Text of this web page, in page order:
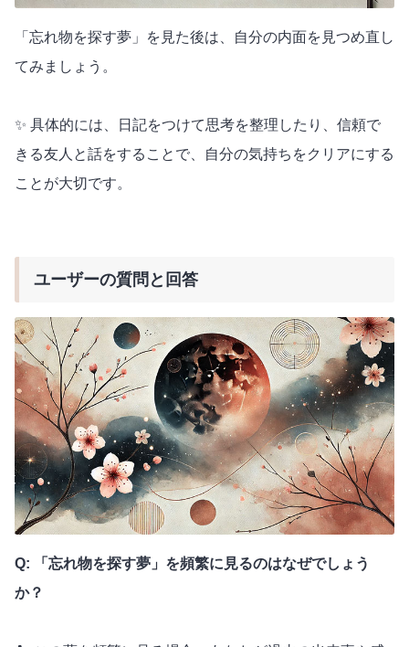
「忘れ物を探す夢」を見た後は、自分の内面を見つめ直し
てみましょう。
✨ 具体的には、日記をつけて思考を整理したり、信頼で
きる友人と話をすることで、自分の気持ちをクリアにする
ことが大切です。
ユーザーの質問と回答
Q: 「忘れ物を探す夢」を頻繁に見るのはなぜでしょう
か？